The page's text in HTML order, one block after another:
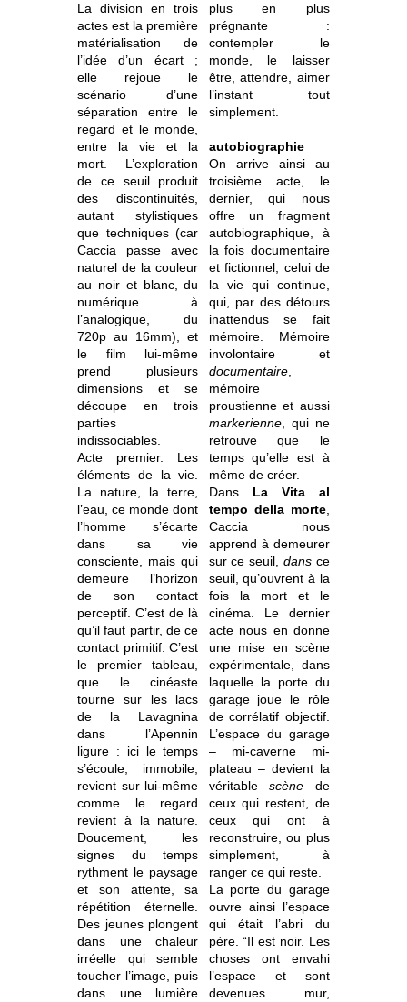
La division en trois
actes est la première
matérialisation de
l’idée d’un écart ;
elle rejoue le
scénario d’une
séparation entre le
regard et le monde,
entre la vie et la
mort. L’exploration
de ce seuil produit
des discontinuités,
autant stylistiques
que techniques (car
Caccia passe avec
naturel de la couleur
au noir et blanc, du
numérique à
l’analogique, du
720p au 16mm), et
le film lui-même
prend plusieurs
dimensions et se
découpe en trois
parties
indissociables.
Acte premier. Les
éléments de la vie.
La nature, la terre,
l’eau, ce monde dont
l’homme s’écarte
dans sa vie
consciente, mais qui
demeure l’horizon
de son contact
perceptif. C’est de là
qu’il faut partir, de ce
contact primitif. C’est
le premier tableau,
que le cinéaste
tourne sur les lacs
de la Lavagnina
dans l’Apennin
ligure : ici le temps
s’écoule, immobile,
revient sur lui-même
comme le regard
revient à la nature.
Doucement, les
signes du temps
rythment le paysage
et son attente, sa
répétition éternelle.
Des jeunes plongent
dans une chaleur
irréelle qui semble
toucher l’image, puis
dans une lumière
plus en plus
prégnante :
contempler le
monde, le laisser
être, attendre, aimer
l’instant tout
simplement.
autobiographie
On arrive ainsi au
troisième acte, le
dernier, qui nous
offre un fragment
autobiographique, à
la fois documentaire
et fictionnel, celui de
la vie qui continue,
qui, par des détours
inattendus se fait
mémoire. Mémoire
involontaire et
documentaire,
mémoire
proustienne et aussi
markerienne, qui ne
retrouve que le
temps qu’elle est à
même de créer.
Dans La Vita al
tempo della morte,
Caccia nous
apprend à demeurer
sur ce seuil,dans ce
seuil, qu’ouvrent à la
fois la mort et le
cinéma. Le dernier
acte nous en donne
une mise en scène
expérimentale, dans
laquelle la porte du
garage joue le rôle
de corrélatif objectif.
L’espace du garage
– mi-caverne mi-
plateau – devient la
véritablescène de
ceux qui restent, de
ceux qui ont à
reconstruire, ou plus
simplement, à
ranger ce qui reste.
La porte du garage
ouvre ainsi l’espace
qui était l’abri du
père. “Il est noir. Les
choses ont envahi
l’espace et sont
devenues mur,